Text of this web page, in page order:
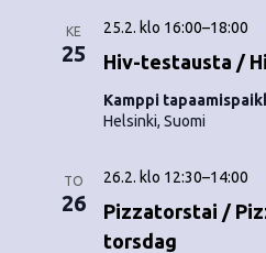
KE
25 Hiv-testausta /
25.2. klo 16:00–18:00
Kamppi
Helsinki, Suomi
TO
26
Pizzatorstai /
torsdag
26.2. klo 12:30–14:00